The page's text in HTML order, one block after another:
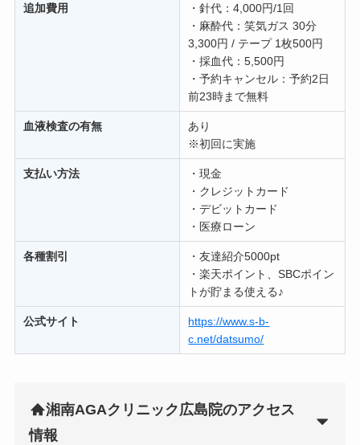
追加費用
・針代：4,000円/1回
・麻酔代：笑気ガス 30分
3,300円 / テープ 1枚500円
・採血代：5,500円
・予約キャンセル：予約2日
前23時まで無料
血液検査の有無
あり
※初回に実施
支払い方法
・現金
・クレジットカード
・デビットカード
・医療ローン
各種割引
・友達紹介5000pt
・楽天ポイント、SBCポイン
トが貯まる使える♪
公式サイト
https://www.s-b-
c.net/datsumo/
湘南AGAクリニック広島院のアクセス
情報